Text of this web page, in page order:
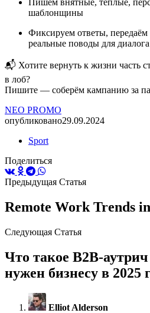
Пишем внятные, тёплые,
шаблонщины
Фиксируем ответы, передаём
реальные поводы для диалога
📬 Хотите вернуть к жизни часть
в лоб?
Пишите — соберём кампанию за
NEO PROMO
опубликовано29.09.2024
Sport
Поделиться
Предыдущая Статья
Remote Work Trends
Следующая Статья
Что такое B2B-
нужен бизнесу в 2025
Elliot Alderson